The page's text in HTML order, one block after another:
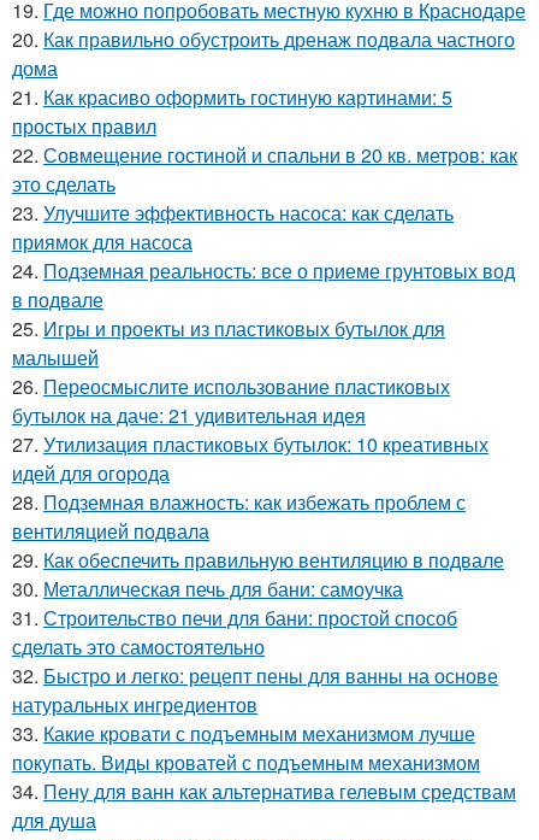
19. Где можно попробовать местную кухню в Краснодаре
20. Как правильно обустроить дренаж подвала частного
дома
21. Как красиво оформить гостиную картинами: 5
простых правил
22. Совмещение гостиной и спальни в 20 кв. метров: как
это сделать
23. Улучшите эффективность насоса: как сделать
приямок для насоса
24. Подземная реальность: все о приеме грунтовых вод
в подвале
25. Игры и проекты из пластиковых бутылок для
малышей
26. Переосмыслите использование пластиковых
бутылок на даче: 21 удивительная идея
27. Утилизация пластиковых бутылок: 10 креативных
идей для огорода
28. Подземная влажность: как избежать проблем с
вентиляцией подвала
29. Как обеспечить правильную вентиляцию в подвале
30. Металлическая печь для бани: самоучка
31. Строительство печи для бани: простой способ
сделать это самостоятельно
32. Быстро и легко: рецепт пены для ванны на основе
натуральных ингредиентов
33. Какие кровати с подъемным механизмом лучше
покупать. Виды кроватей с подъемным механизмом
34. Пену для ванн как альтернатива гелевым средствам
для душа